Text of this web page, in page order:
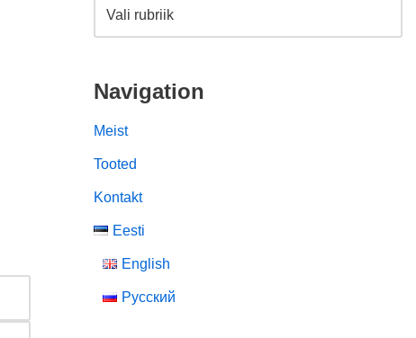
Navigation
Meist
Tooted
Kontakt
Eesti
English
Русский